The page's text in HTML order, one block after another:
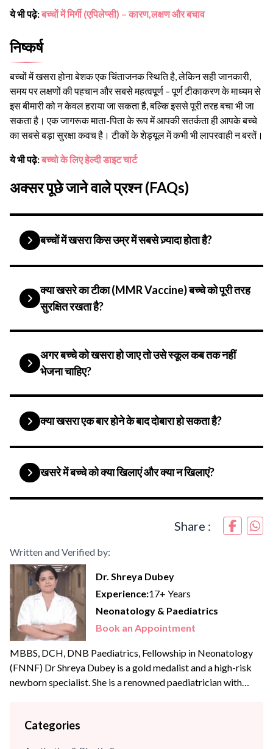
ये भी पढ़े:बच्चों में मिर्गी (एपिलेप्सी) – कारण,लक्षण और बचाव
निष्कर्ष
बच्चों में खसरा होना बेशक एक चिंताजनक स्थिति है, लेकिन सही जानकारी,
समय पर लक्षणों की पहचान और सबसे महत्वपूर्ण – पूर्ण टीकाकरण के माध्यम से
इस बीमारी को न केवल हराया जा सकता है, बल्कि इससे पूरी तरह बचा भी जा
सकता है। एक जागरूक माता-पिता के रूप में आपकी सतर्कता ही आपके बच्चे
का सबसे बड़ा सुरक्षा कवच है। टीकों के शेड्यूल में कभी भी लापरवाही न बरतें।
ये भी पढ़े:बच्चो के लिए हेल्दी डाइट चार्ट
अक्सर पूछे जाने वाले प्रश्न (FAQs)
बच्चों में खसरा किस उम्र में सबसे ज़्यादा होता है?
क्या खसरे का टीका (MMR Vaccine) बच्चे को पूरी तरह
सुरक्षित रखता है?
अगर बच्चे को खसरा हो जाए तो उसे स्कूल कब तक नहीं
भेजना चाहिए?
क्या खसरा एक बार होने के बाद दोबारा हो सकता है?
खसरे में बच्चे को क्या खिलाएं और क्या न खिलाएं?
Share :
Written and Verified by:
Dr. Shreya Dubey
Experience:17+ Years
Neonatology & Paediatrics
Book an Appointment
MBBS, DCH, DNB Paediatrics, Fellowship in Neonatology
(FNNF) Dr Shreya Dubey is a gold medalist and a high-risk
newborn specialist. She is a renowned paediatrician with
care, growth, development, immunisations/vaccinations,
Categories